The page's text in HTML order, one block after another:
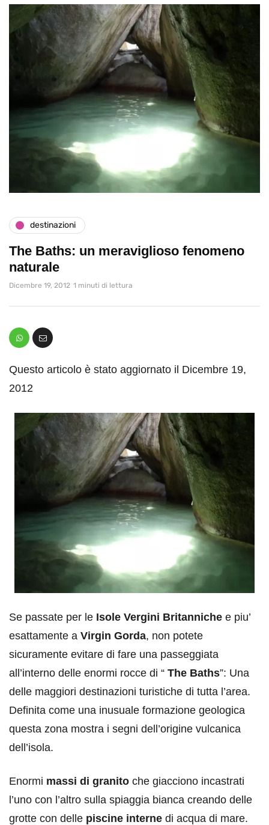
destinazioni
The Baths: un meraviglioso fenomeno
naturale
Dicembre 19, 2012 1 minuti di lettura
Questo articolo è stato aggiornato il Dicembre 19,
2012
Se passate per le Isole Vergini Britanniche e piu’
esattamente a Virgin Gorda, non potete
sicuramente evitare di fare una passeggiata
all’interno delle enormi rocce di “ The Baths”: Una
delle maggiori destinazioni turistiche di tutta l’area.
Definita come una inusuale formazione geologica
questa zona mostra i segni dell’origine vulcanica
dell’isola.
Enormi massi di granito che giacciono incastrati
l’uno con l’altro sulla spiaggia bianca creando delle
grotte con delle piscine interne di acqua di mare.